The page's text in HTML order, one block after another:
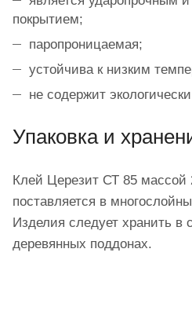
покрытием;
паропроницаемая;
устойчива к низким
не содержит
Упаковка и
Клей Церезит СТ 85 массой
поставляется в
Изделия следует хранить
деревянных поддонах.